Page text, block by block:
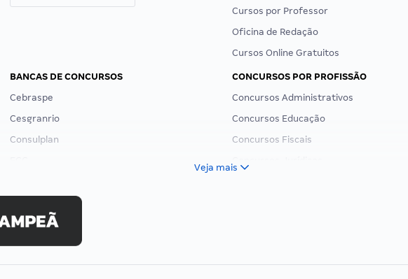
Cursos por Professor
Oficina de Redação
Cursos Online Gratuitos
BANCAS DE CONCURSOS
Cebraspe
Cesgranrio
Consulplan
Selecon
Uniase
Vunesp
CONCURSOS POR PROFISSÃO
Concursos Administrativos
Concursos Educação
Concursos Fiscais
Residência Multiprofissional
Veja mais